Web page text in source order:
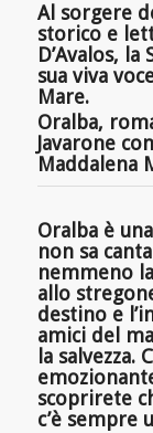
Al sorgere
storico e
D’Avalos,
sua viva
Mare.
Oralba,
Javarone
Maddalena
Oralba è
non sa
nemmeno
allo
destino e
amici del
la salvezza.
scoprirete
c’è sempre